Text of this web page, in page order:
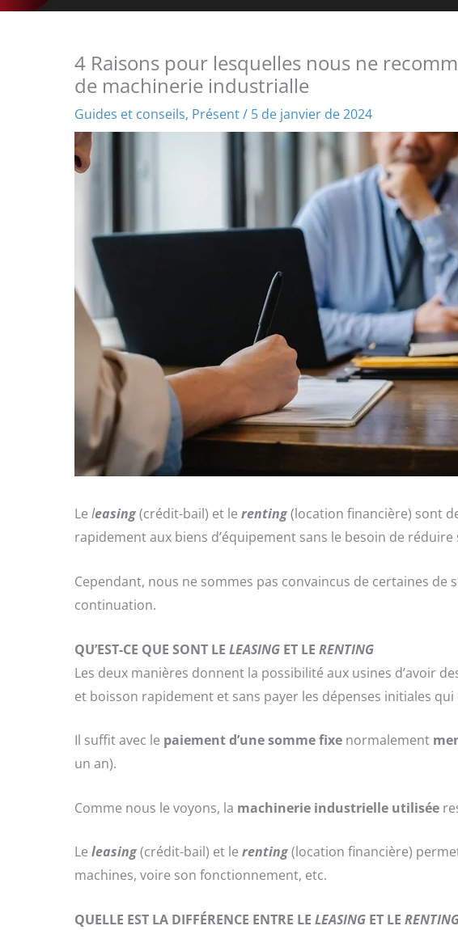
4 Raisons pour lesquelles nous ne
de machinerie industrialle
Guides et conseils, Présent/ 5 de janvier de 2024
Le leasing(crédit-bail) et le renting(location financière) sont
rapidement aux biens d’équipement sans le besoin de réduire
Cependant, nous ne sommes pas convaincus de certaines
continuation.
QU’EST-CE QUE SONT LE LEASING ET LE RENTING
Les deux manières donnent la possibilité aux usines d’avoir
et boisson rapidement et sans payer les dépenses initiales
Il suffit avec le paiement d’une somme fixe normalement
un an).
Comme nous le voyons, la machinerie industrielle utilisée
Le leasing(crédit-bail) et le renting(location financière)
machines, voire son fonctionnement, etc.
QUELLE EST LA DIFFÉRENCE ENTRE LE LEASING ET LE